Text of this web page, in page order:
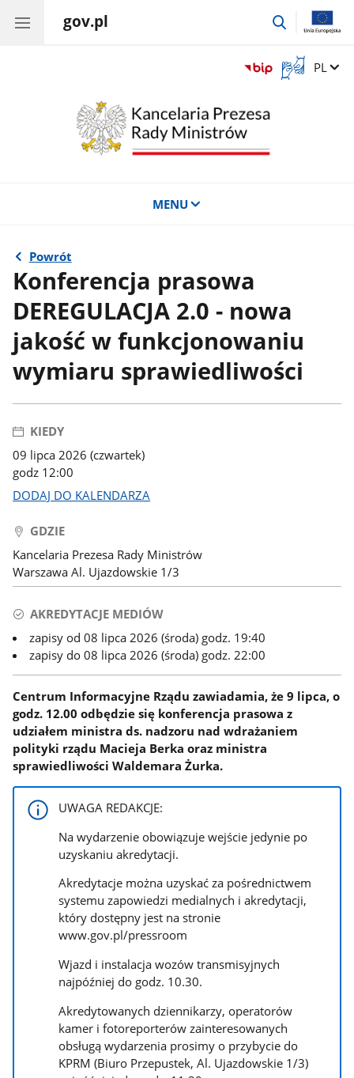
gov.pl
przejdź
Otwórz
okno
Zmień
PL
MENU
Powrót
Konferencja prasowa
DEREGULACJA 2.0 - nowa
jakość w funkcjonowaniu
wymiaru sprawiedliwości
KIEDY
09 lipca 2026 (czwartek)
godz 12:00
DODAJ DO KALENDARZA
GDZIE
Kancelaria Prezesa Rady Ministrów
Warszawa Al. Ujazdowskie 1/3
AKREDYTACJE MEDIÓW
zapisy od 08 lipca 2026 (środa) godz. 19:40
zapisy do 08 lipca 2026 (środa) godz. 22:00
Centrum Informacyjne Rządu zawiadamia, że 9 lipca, o
godz. 12.00 odbędzie się konferencja prasowa z
udziałem ministra ds. nadzoru nad wdrażaniem
polityki rządu Macieja Berka oraz ministra
sprawiedliwości Waldemara Żurka.
UWAGA REDAKCJE:
Na wydarzenie obowiązuje wejście jedynie po
uzyskaniu akredytacji.
Akredytacje można uzyskać za pośrednictwem
systemu zapowiedzi medialnych i akredytacji,
który dostępny jest na stronie
www.gov.pl/pressroom
Wjazd i instalacja wozów transmisyjnych
najpóźniej do godz. 10.30.
Akredytowanych dziennikarzy, operatorów
kamer i fotoreporterów zainteresowanych
obsługą wydarzenia prosimy o przybycie do
KPRM (Biuro Przepustek, Al. Ujazdowskie 1/3)